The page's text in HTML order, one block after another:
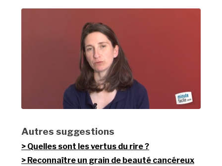
Autres suggestions
Quelles sont les vertus du rire ?
Reconnaître un grain de beauté cancéreux